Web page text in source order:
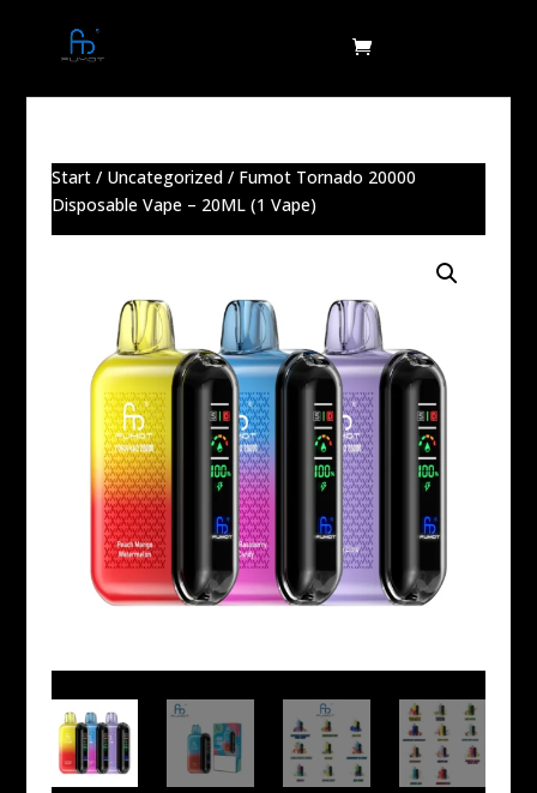
Start/ Uncategorized/ Fumot Tornado 20000
Disposable Vape – 20ML (1 Vape)